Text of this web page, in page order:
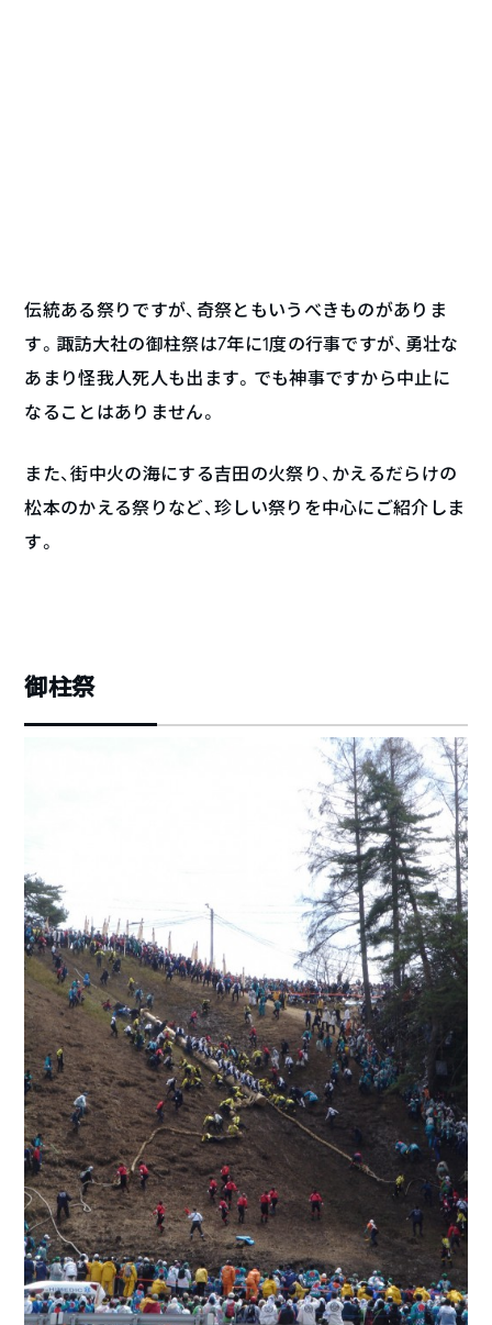
伝統ある祭りですが、奇祭ともいうべきものがありま
す。諏訪大社の御柱祭は7年に1度の行事ですが、勇壮な
あまり怪我人死人も出ます。でも神事ですから中止に
なることはありません。
また、街中火の海にする吉田の火祭り、かえるだらけの
松本のかえる祭りなど、珍しい祭りを中心にご紹介しま
す。
御柱祭